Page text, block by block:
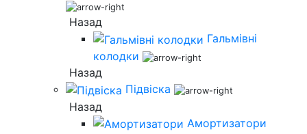
Назад
Гальмівні
колодки
Назад
Підвіска
Назад
Амортизатори